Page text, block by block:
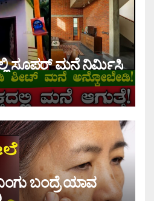
ಸೂಪರ್ ಮನೆ ನಿರ್ಮಿಸಿ
ಬಂದ್ರೆ ಯಾವ